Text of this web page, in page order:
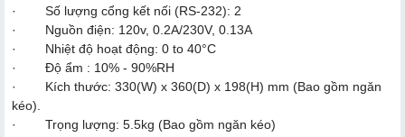
· Số lượng cổng kết nối (RS-232): 2
· Nguồn điện: 120v, 0.2A/230V, 0.13A
· Nhiệt độ hoạt động: 0 to 40°C
· Độ ẩm : 10% - 90%RH
· Kích thước: 330(W) x 360(D) x 198(H) mm (Bao gồm ngăn
kéo).
· Trọng lượng: 5.5kg (Bao gồm ngăn kéo)